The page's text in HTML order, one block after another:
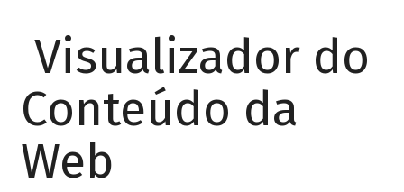
Visualizador do
Conteúdo da
Web